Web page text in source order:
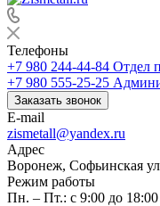
Телефоны
+7 980 244-44-84 Отдел
+7 980 555-25-25
Заказать звонок
E-mail
zismetall@yandex.ru
Адрес
Воронеж, Софьинская
Режим работы
Пн. – Пт.: с 9:00 до 18:00